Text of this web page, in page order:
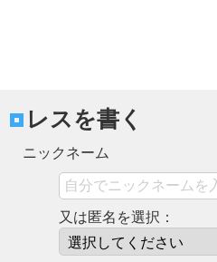
レスを書く
ニックネーム
又は匿名を選択：